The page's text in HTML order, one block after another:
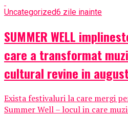
Uncategorized6 zile inainte
SUMMER WELL
care a transformat
cultural revine in
Exista festivaluri la care mergi
Summer Well – locul in care